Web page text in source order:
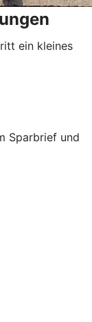
ein kleines
Sparbrief und